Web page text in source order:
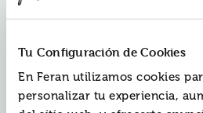
Tu Configuración de Cookies
En Feran utilizamos cookies
personalizar tu experiencia,
Vehículos de
Ref. ZPA-8569378
ISBN:9788428569378